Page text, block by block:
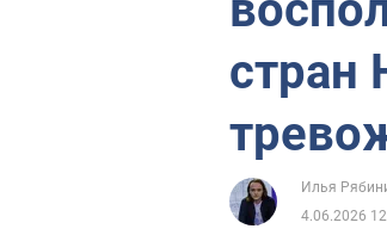
стран
Илья
4.06.2026